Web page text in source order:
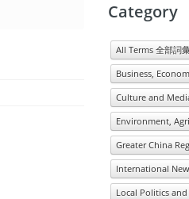
Category
All Terms 全部詞
Business,
Culture and
Environment,
Greater China
International
Local Politics